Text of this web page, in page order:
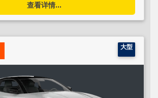
查看详情...
大型